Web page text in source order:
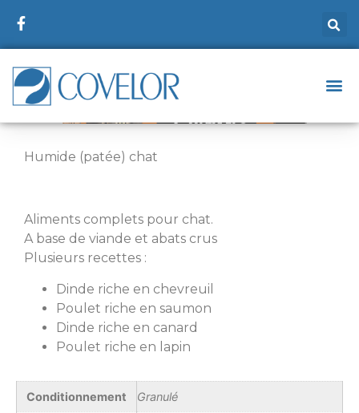
Humide (patée) chat
Aliments complets pour chat.
A base de viande et abats crus
Plusieurs recettes :
Dinde riche en chevreuil
Poulet riche en saumon
Dinde riche en canard
Poulet riche en lapin
Conditionnement Granulé